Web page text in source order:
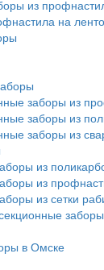
из
на
заборы из
заборы из
заборы из
из
из
из сетки
заборы
в Омске